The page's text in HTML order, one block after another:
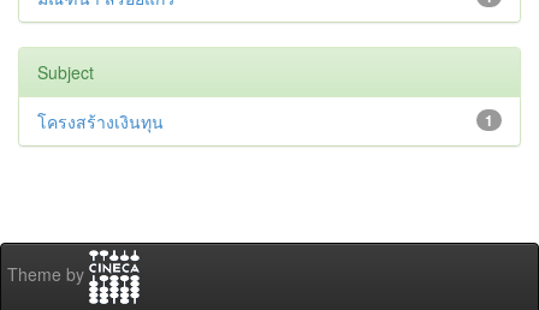
Subject
1
โครงสร้างเงินทุน
Theme by